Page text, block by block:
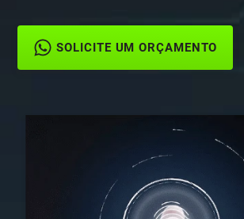
SOLICITE UM ORÇAMENTO